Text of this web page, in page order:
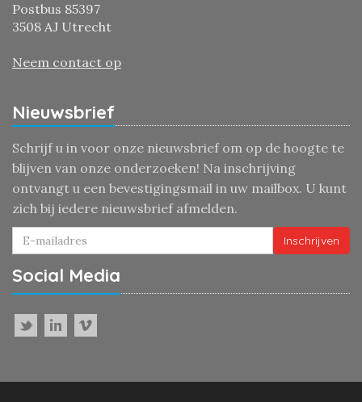
Postbus 85397
3508 AJ Utrecht
Neem contact op
Nieuwsbrief
Schrijf u in voor onze nieuwsbrief om op de hoogte te
blijven van onze onderzoeken! Na inschrijving
ontvangt u een bevestigingsmail in uw mailbox. U kunt
zich bij iedere nieuwsbrief afmelden.
Inschrijven
Social Media